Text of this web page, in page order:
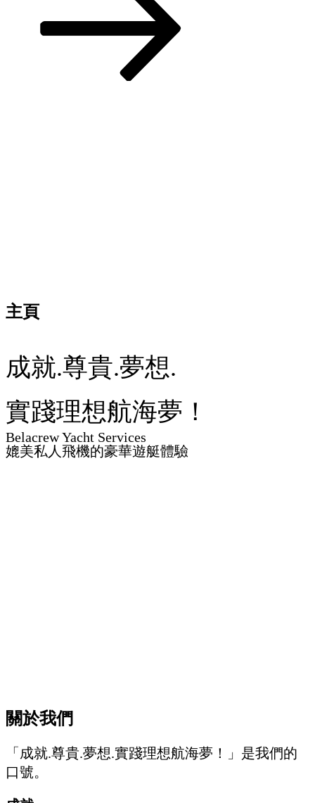
主頁
成就.尊貴.夢想.
實踐理想航海夢！
Belacrew Yacht Services
媲美私人飛機的豪華遊艇體驗
關於我們
「成就.尊貴.夢想.實踐理想航海夢！」是我們的
口號。